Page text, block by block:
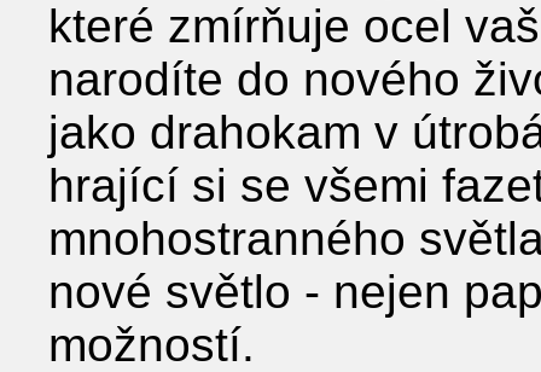
které zmírňuje ocel
narodíte do nového
jako drahokam v
hrající si se všemi
mnohostranného
nové světlo - nejen
možností.